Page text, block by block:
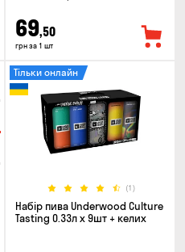
69,50
грн за 1 шт
(1)
Тільки онлайн
Набір пива Underwood Culture
Tasting 0.33л x 9шт + келих